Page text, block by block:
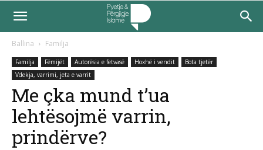
Ballina Familja
Familja Fëmijët Autorësia e fetvasë Hoxhë i vendit
Bota tjetër
Vdekja, varrimi, jeta e varrit
Me çka mund t’ua
lehtësojmë varrin,
prindërve?